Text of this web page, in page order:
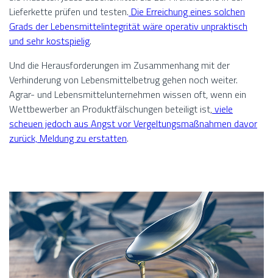
Lieferkette prüfen und testen. Die Erreichung eines solchen
Grads der Lebensmittelintegrität wäre operativ unpraktisch
und sehr kostspielig.
Und die Herausforderungen im Zusammenhang mit der
Verhinderung von Lebensmittelbetrug gehen noch weiter.
Agrar- und Lebensmittelunternehmen wissen oft, wenn ein
Wettbewerber an Produktfälschungen beteiligt ist,viele
scheuen jedoch aus Angst vor Vergeltungsmaßnahmen davor
zurück, Meldung zu erstatten.